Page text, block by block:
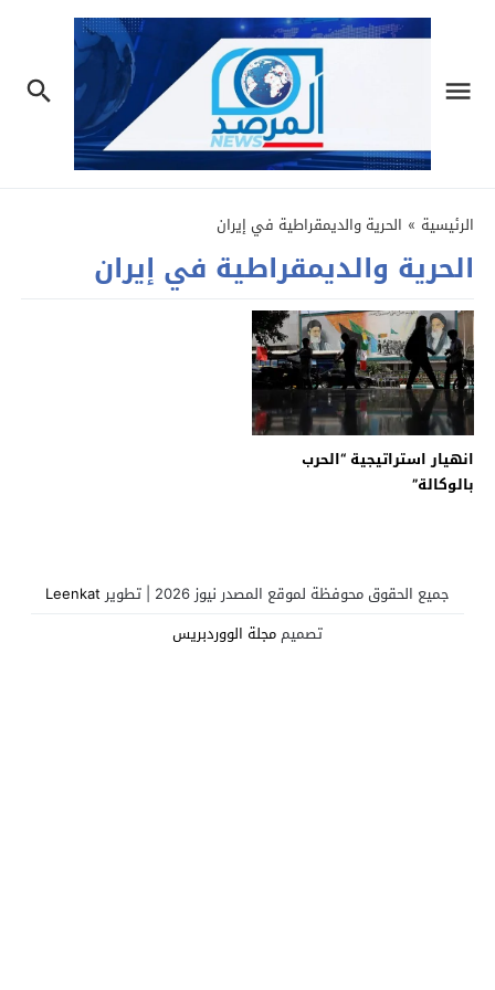
الرئيسية » الحرية والديمقراطية في إيران
الحرية والديمقراطية في إيران
انهيار استراتيجية “الحرب
بالوكالة”
جميع الحقوق محوفظة لموقع المصدر نيوز 2026 | تطوير
Leenkat
تصميممجلة الووردبريس